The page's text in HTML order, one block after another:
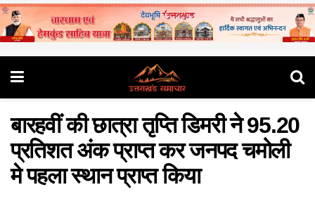
बारहवीं की छात्रा तृप्ति डिमरी ने 95.20
प्रतिशत अंक प्राप्त कर जनपद चमोली
मे पहला स्थान प्राप्त किया